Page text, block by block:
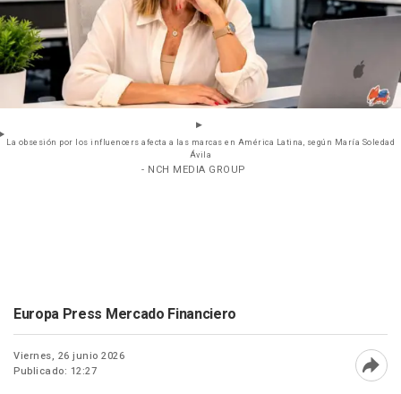
La obsesión por los influencers afecta a las marcas en América Latina, según María Soledad
Ávila
- NCH MEDIA GROUP
Europa Press Mercado Financiero
Viernes, 26 junio 2026
Publicado: 12:27